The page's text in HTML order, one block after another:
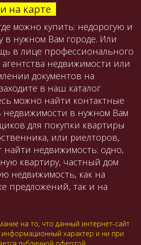
на карте
можно купить: недорогую и
в нужном Вам городе. Или
в лице профессионального
агентства недвижимости или
документов на
в наш каталог
можно найти контактные
недвижимости в нужном Вам
для покупки квартиры
или риелторов,
найти недвижимость: одно,
квартиру, частный дом
недвижимость, как на
предложений, так и на
на то, что данный интернет-сайт
информационный характер и ни при
публичной офертой,